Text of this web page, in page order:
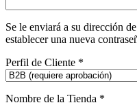
Se le enviará a su dirección
establecer una nueva
Perfil de Cliente *
Nombre de la Tienda *